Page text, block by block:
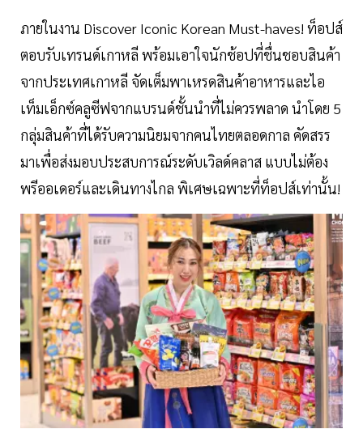
ภายในงาน Discover Iconic Korean Must-haves! ท็อปส์
ตอบรับเทรนด์เกาหลี พร้อมเอาใจนักช้อปที่ชื่นชอบสินค้า
จากประเทศเกาหลี จัดเต็มพาเหรดสินค้าอาหารและไอ
เท็มเอ็กซ์คลูซีฟจากแบรนด์ชั้นนำที่ไม่ควรพลาด นำโดย 5
กลุ่มสินค้าที่ได้รับความนิยมจากคนไทยตลอดกาล คัดสรร
มาเพื่อส่งมอบประสบการณ์ระดับเวิลด์คลาส แบบไม่ต้อง
พรีออเดอร์และเดินทางไกล พิเศษเฉพาะที่ท็อปส์เท่านั้น!